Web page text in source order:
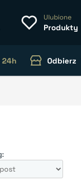
Ulubione
Produkty
24h Odbierz